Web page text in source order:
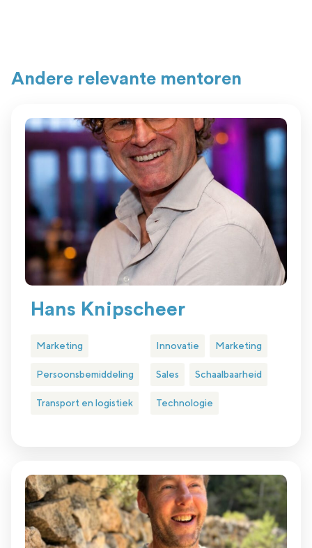
Andere relevante mentoren
Hans Knipscheer
Marketing
Persoonsbemiddeling
Transport en logistiek
Innovatie Marketing
Sales Schaalbaarheid
Technologie